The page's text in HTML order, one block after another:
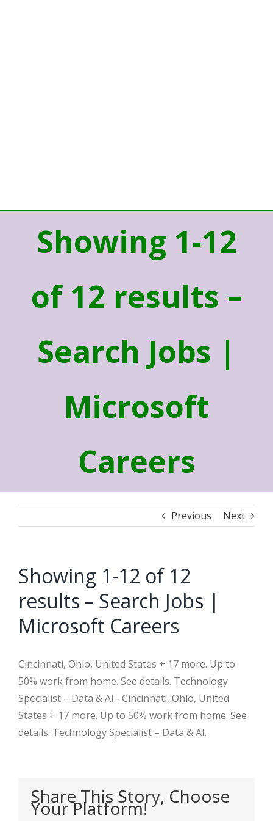
Showing 1-12
of 12 results –
Search Jobs |
Microsoft
Careers
Previous Next
Showing 1-12 of 12
results – Search Jobs |
Microsoft Careers
Cincinnati, Ohio, United States + 17 more. Up to
50% work from home. See details. Technology
Specialist – Data & AI.- Cincinnati, Ohio, United
States + 17 more. Up to 50% work from home. See
details. Technology Specialist – Data & AI.
Share This Story, Choose
Your Platform!